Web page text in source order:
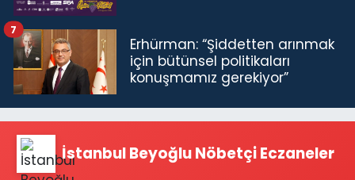
Erhürman: “Şiddetten arınmak
için bütünsel politikaları
konuşmamız gerekiyor”
7
İstanbul Beyoğlu Nöbetçi Eczaneler